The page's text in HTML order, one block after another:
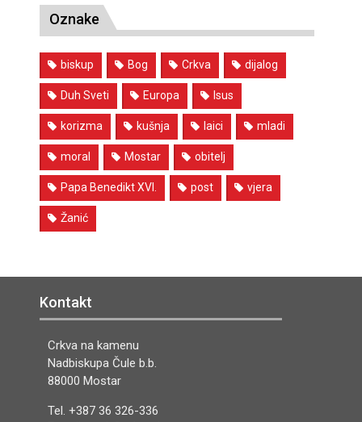
Oznake
biskup Bog Crkva dijalog
Duh Sveti Europa Isus
korizma kušnja laici mladi
moral Mostar obitelj
Papa Benedikt XVI. post vjera
Žanić
Kontakt
Crkva na kamenu
Nadbiskupa Čule b.b.
88000 Mostar
Tel. +387 36 326-336